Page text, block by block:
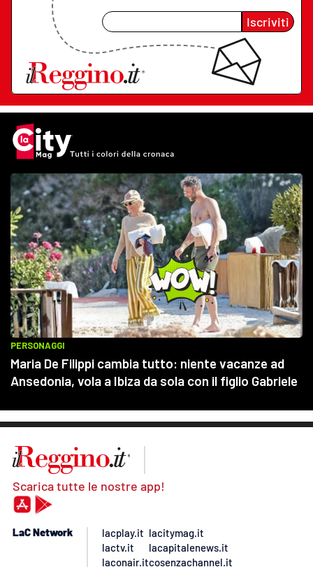
Iscriviti
Scarica tutte le nostre app!
LaC Network
lacplay.it
lactv.it
laconair.it
lacitymag.it
lacapitalenews.it
cosenzachannel.it